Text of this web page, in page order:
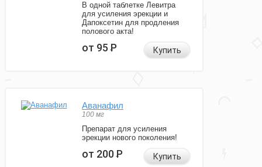
В одной таблетке Левитра
для усиления эрекции и
Дапоксетин для продления
полового акта!
от 95Р Купить
Аванафил
100 мг
Препарат для усиления
эрекции нового поколения!
от 200Р Купить